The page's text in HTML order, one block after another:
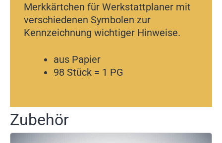
Merkkärtchen für Werkstattplaner mit
verschiedenen Symbolen zur
Kennzeichnung wichtiger Hinweise.
aus Papier
98 Stück = 1 PG
Zubehör